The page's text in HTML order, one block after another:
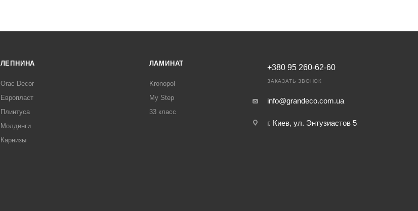
ЛЕПНИНА
Orac Decor
Европласт
Плинтуса
Молдинги
Карнизы
ЛАМИНАТ
Kronopol
My Step
33 класс
+380 95 260-62-60
ЗАКАЗАТЬ ЗВОНОК
info@grandeco.com.ua
г. Киев, ул. Энтузиастов 5